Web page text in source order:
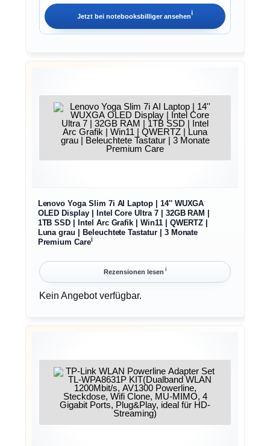
Jetzt bei notebooksbilligeransehenℹ︎
Lenovo Yoga Slim 7i AI Laptop | 14'' WUXGA
OLED Display | Intel Core Ultra 7 | 32GB RAM |
1TB SSD | Intel Arc Grafik | Win11 | QWERTZ |
Luna grau | Beleuchtete Tastatur | 3 Monate
Premium Careℹ︎
Rezensionen lesen ℹ︎
Kein Angebot verfügbar.